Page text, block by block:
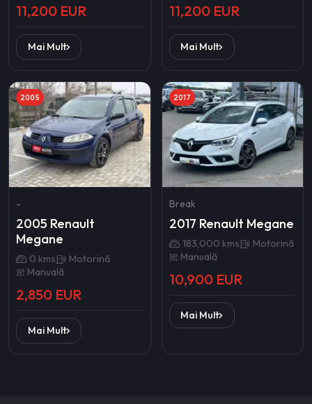
11,200 EUR
Mai Mult
11,200 EUR
Mai Mult
2005
-
2005 Renault
Megane
0 kms
Motorină
Manuală
2,850 EUR
Mai Mult
2017
Break
2017 Renault Megane
183,000 kms
Motorină
Manuală
10,900 EUR
Mai Mult